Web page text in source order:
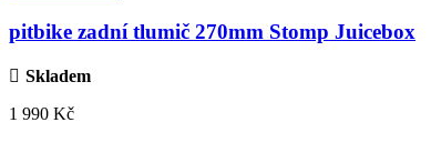
pitbike zadní tlumič 270mm Stomp Juicebox
Skladem
1 990 Kč